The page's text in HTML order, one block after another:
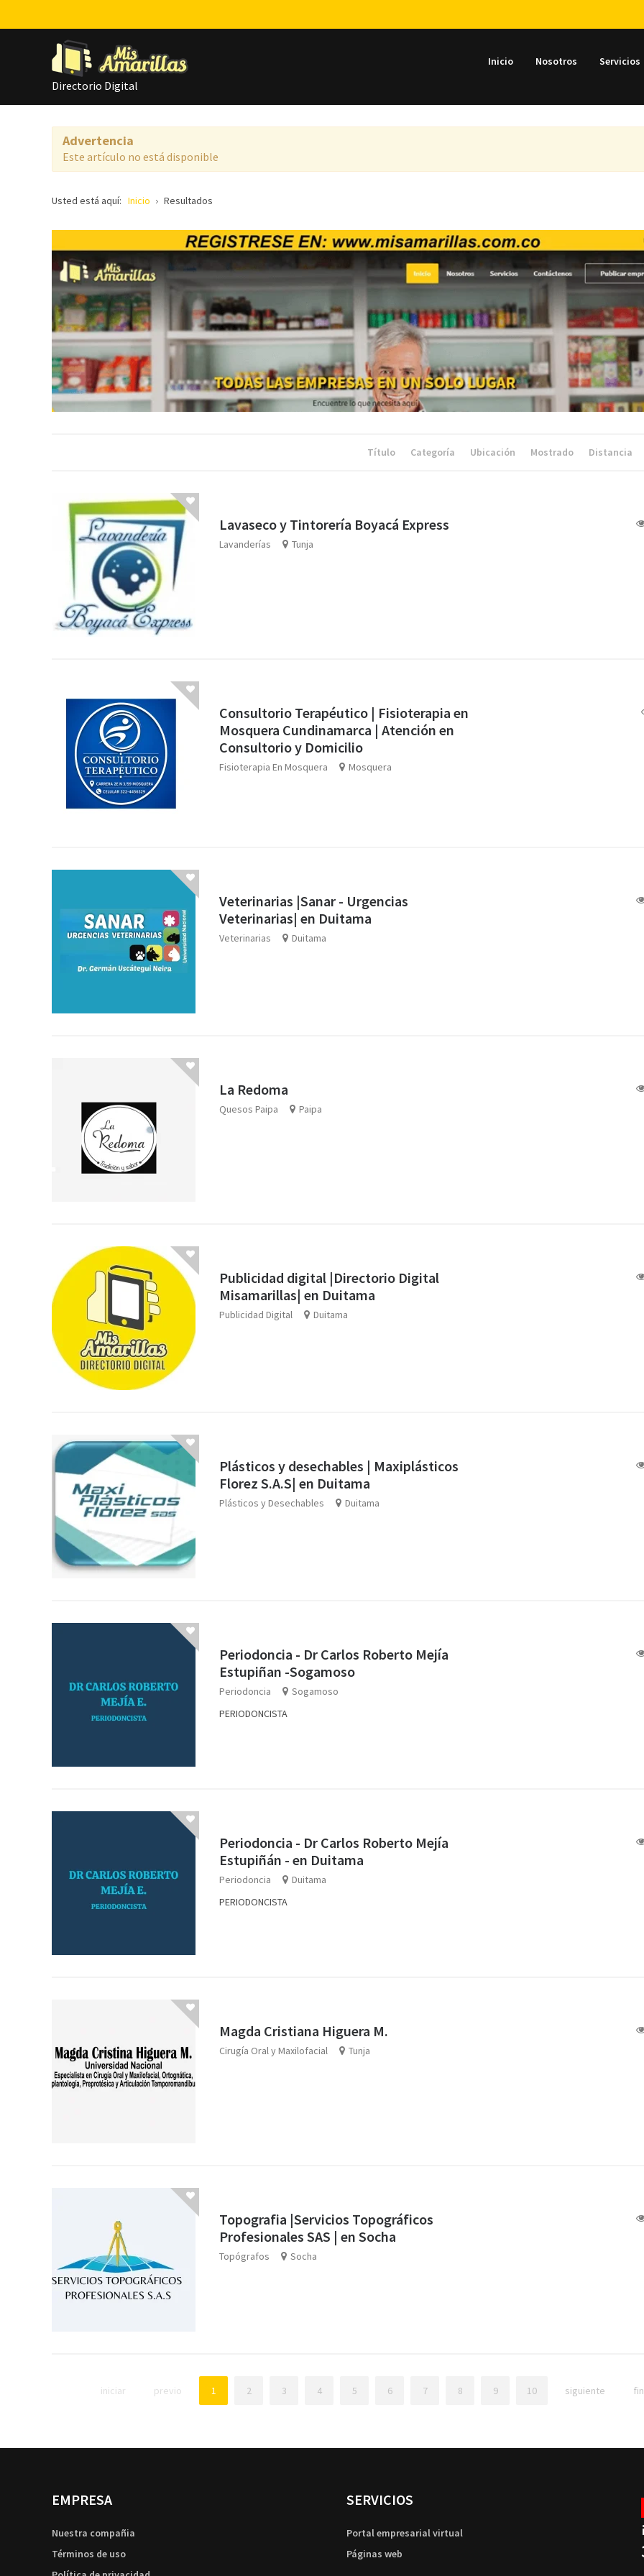
Directorio Digital
Inicio Nosotros Servicios
Advertencia
Este artículo no está disponible
Usted está aquí: Inicio Resultados
Título Categoría Ubicación Mostrado Distancia
Lavaseco y Tintorería Boyacá Express
Lavanderías Tunja
Consultorio Terapéutico | Fisioterapia en
Mosquera Cundinamarca | Atención en
Consultorio y Domicilio
Fisioterapia En Mosquera Mosquera
Veterinarias |Sanar - Urgencias
Veterinarias| en Duitama
Veterinarias Duitama
La Redoma
Quesos Paipa Paipa
Publicidad digital |Directorio Digital
Misamarillas| en Duitama
Publicidad Digital Duitama
Plásticos y desechables | Maxiplásticos
Florez S.A.S| en Duitama
Plásticos y Desechables Duitama
Periodoncia - Dr Carlos Roberto Mejía
Estupiñan -Sogamoso
Periodoncia
Sogamoso
PERIODONCISTA
Periodoncia - Dr Carlos Roberto Mejía
Estupiñán - en Duitama
Periodoncia
Duitama
PERIODONCISTA
Magda Cristiana Higuera M.
Cirugía Oral y Maxilofacial Tunja
Topografia |Servicios Topográficos
Profesionales SAS | en Socha
Topógrafos Socha
iniciar previo 1 2 3 4 5 6 7 8 9 10 siguiente fin
EMPRESA
Nuestra compañia
Términos de uso
SERVICIOS
Portal empresarial virtual
Páginas web